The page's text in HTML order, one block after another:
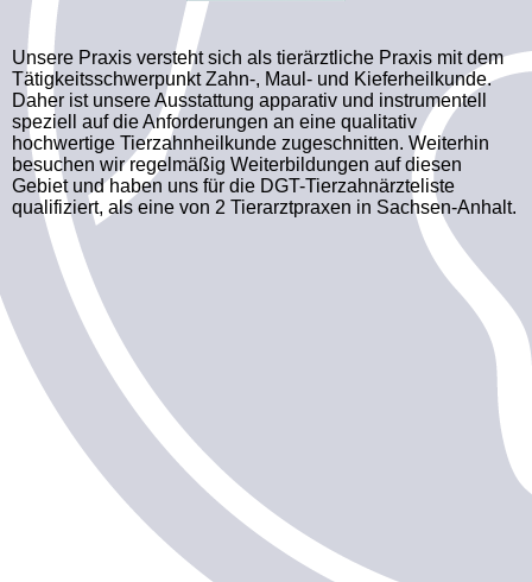
Unsere Praxis versteht sich als tierärztliche Praxis mit dem
Tätigkeitsschwerpunkt Zahn-, Maul- und Kieferheilkunde.
Daher ist unsere Ausstattung apparativ und instrumentell
speziell auf die Anforderungen an eine qualitativ
hochwertige Tierzahnheilkunde zugeschnitten. Weiterhin
besuchen wir regelmäßig Weiterbildungen auf diesen
Gebiet und haben uns für die DGT-Tierzahnärzteliste
qualifiziert, als eine von 2 Tierarztpraxen in Sachsen-Anhalt.